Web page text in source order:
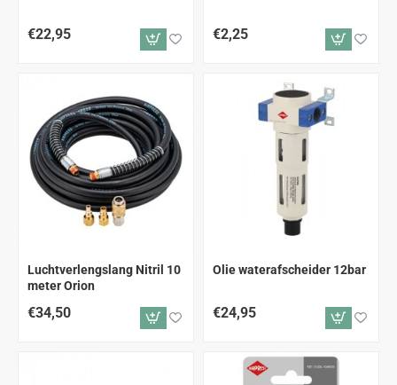
€22,95 €2,25
Luchtverlengslang Nitril 10
meter Orion
€34,50
Olie waterafscheider 12bar
€24,95